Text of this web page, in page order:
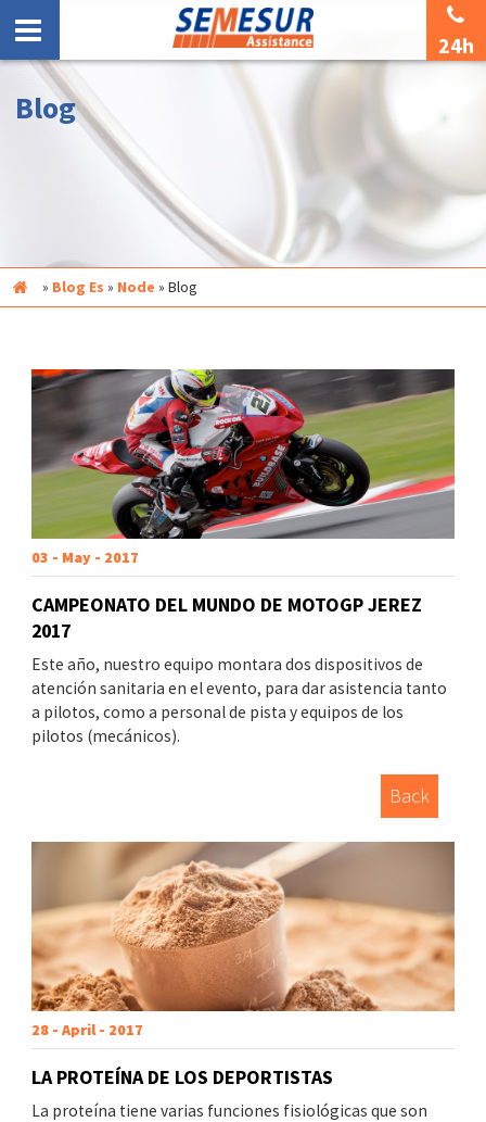
24h
Blog
Inicio » Blog Es » Node » Blog
03 - May - 2017
CAMPEONATO DEL MUNDO DE MOTOGP JEREZ
2017
Este año, nuestro equipo montara dos dispositivos de
atención sanitaria en el evento, para dar asistencia tanto
a pilotos, como a personal de pista y equipos de los
pilotos (mecánicos).
Back
28 - April - 2017
LA PROTEÍNA DE LOS DEPORTISTAS
La proteína tiene varias funciones fisiológicas que son